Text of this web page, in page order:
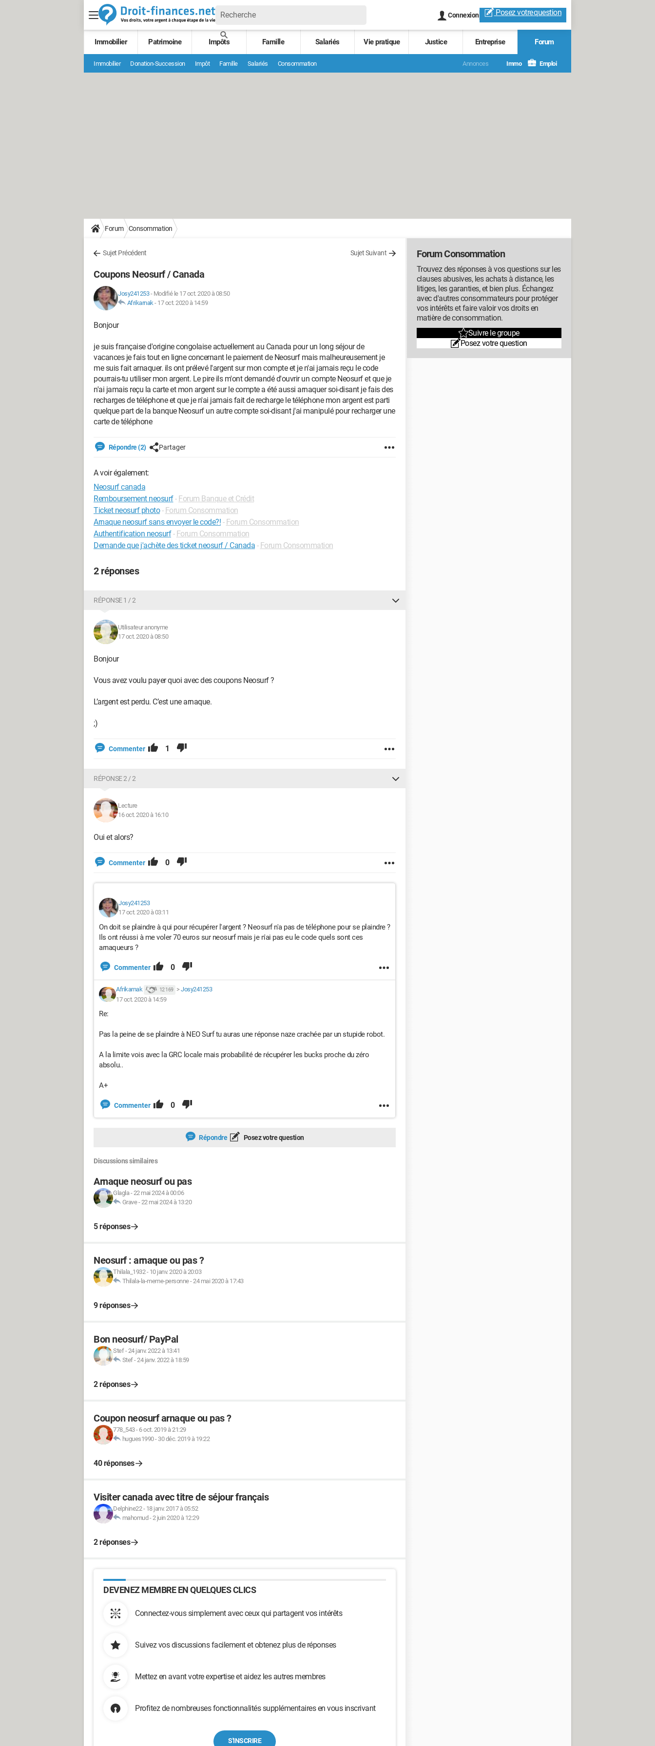
Connexion Posez votrequestion
Immobilier Patrimoine Impôts Famille Salariés Vie pratique Justice Entreprise Forum
Immobilier Donation-Succession Impôt Famille Salariés Consommation Annonces Immo Emploi
Forum Consommation
Sujet Précédent Sujet Suivant
Coupons Neosurf / Canada
Josy241253- Modifié le 17 oct. 2020 à 08:50
Afrikarnak- 17 oct. 2020 à 14:59
Bonjour
je suis française d'origine congolaise actuellement au Canada pour un long séjour de
vacances je fais tout en ligne concernant le paiement de Neosurf mais malheureusement je
me suis fait arnaquer. ils ont prélevé l'argent sur mon compte et je n'ai jamais reçu le code
pourrais-tu utiliser mon argent. Le pire ils m'ont demandé d'ouvrir un compte Neosurf et que je
n'ai jamais reçu la carte et mon argent sur le compte a été aussi arnaquer soi-disant je fais des
recharges de téléphone et que je n'ai jamais fait de recharge le téléphone mon argent est parti
quelque part de la banque Neosurf un autre compte soi-disant j'ai manipulé pour recharger une
carte de téléphone
Répondre (2) Partager
A voir également:
Neosurf canada
Remboursement neosurf- Forum Banque et Crédit
Ticket neosurf photo - Forum Consommation
Arnaque neosurf sans envoyer le code?! - Forum Consommation
Authentification neosurf - Forum Consommation
Demande que j'achète des ticket neosurf / Canada - Forum Consommation
2 réponses
RÉPONSE 1 / 2
Utilisateur anonyme
17 oct. 2020 à 08:50
Bonjour
Vous avez voulu payer quoi avec des coupons Neosurf ?
L’argent est perdu. C’est une arnaque.
;)
Commenter 1
RÉPONSE 2 / 2
Lecture
16 oct. 2020 à 16:10
Oui et alors?
Commenter 0
Josy241253
17 oct. 2020 à 03:11
On doit se plaindre à qui pour récupérer l'argent ? Neosurf n'a pas de téléphone pour se plaindre ?
Ils ont réussi à me voler 70 euros sur neosurf mais je n'ai pas eu le code quels sont ces
arnaqueurs ?
Commenter 0
Afrikarnak 12 169 > Josy241253
17 oct. 2020 à 14:59
Re:
Pas la peine de se plaindre à NEO Surf tu auras une réponse naze crachée par un stupide robot.
A la limite vois avec la GRC locale mais probabilité de récupérer les bucks proche du zéro
absolu..
A+
Commenter 0
Répondre Posez votre question
Discussions similaires
Arnaque neosurf ou pas
Glagla -22 mai 2024 à 00:06
Grave-22 mai 2024 à 13:20
5 réponses
Neosurf : arnaque ou pas ?
Thilala_1932- 10 janv. 2020 à 20:03
Thilala-la-meme-personne-24 mai 2020 à 17:43
9 réponses
Bon neosurf/ PayPal
Stef-24 janv. 2022 à 13:41
Stef-24 janv. 2022 à 18:59
2 réponses
Coupon neosurf arnaque ou pas ?
778_543- 6 oct. 2019 à 21:29
hugues1990- 30 déc. 2019 à 19:22
40 réponses
Visiter canada avec titre de séjour français
Delphine22- 18 janv. 2017 à 05:52
mahomud-2 juin 2020 à 12:29
2 réponses
DEVENEZ MEMBRE EN QUELQUES CLICS
Connectez-vous simplement avec ceux qui partagent vos intérêts
Suivez vos discussions facilement et obtenez plus de réponses
Mettez en avant votre expertise et aidez les autres membres
Profitez de nombreuses fonctionnalités supplémentaires en vous inscrivant
S'INSCRIRE
Forum Consommation
Trouvez des réponses à vos questions sur les
clauses abusives, les achats à distance, les
litiges, les garanties, et bien plus. Échangez
avec d'autres consommateurs pour protéger
vos intérêts et faire valoir vos droits en
matière de consommation.
Suivre le groupe
Posez votre question